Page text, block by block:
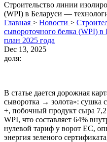
Строительство линии
(WPI) в Беларуси —
Главная > Новости >
сывороточного белка (WPI)
план 2025 года
Dec 13, 2025
доля:
В статье дается дорожная
сыворотка → золота»: сушка
+, побочный продукт сыра
WPI, что составляет 64%
нулевой тариф у ворот ЕС,
энергия зеленого